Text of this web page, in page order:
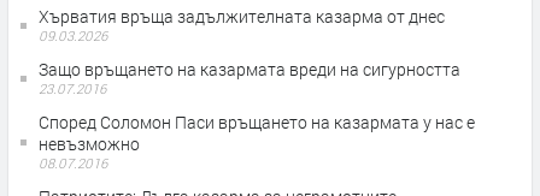
Хърватия връща задължителната казарма от днес
09.03.2026
Защо връщането на казармата вреди на сигурността
23.07.2016
Според Соломон Паси връщането на казармата у нас е
невъзможно
08.07.2016